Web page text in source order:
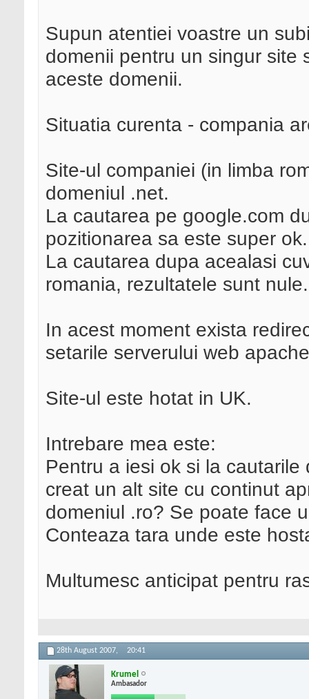
Supun atentiei voastre un
domenii pentru un singur site
aceste domenii.
Situatia curenta - compania
Site-ul companiei (in limba
domeniul .net.
La cautarea pe google.com
pozitionarea sa este super ok.
La cautarea dupa acealasi
romania, rezultatele sunt nule.
In acest moment exista
setarile serverului web
Site-ul este hotat in UK.
Intrebare mea este:
Pentru a iesi ok si la
creat un alt site cu continut
domeniul .ro? Se poate face
Conteaza tara unde este
Multumesc anticipat pentru
28th August 2007, 20:41
Krumel
Ambasador